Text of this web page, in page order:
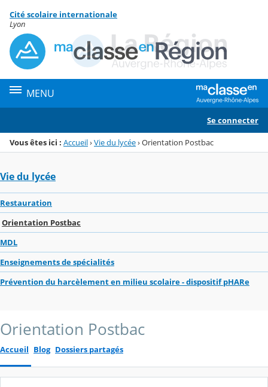
Menu de la rubrique
Contenu
Cité scolaire internationale
Lyon
MENU
Se connecter
Vous êtes ici : Accueil›Vie du lycée›Orientation Postbac
Vie du lycée
Restauration
Orientation Postbac
MDL
Enseignements de spécialités
Prévention du harcèlement en milieu scolaire - dispositif pHARe
Orientation Postbac
Accueil Blog Dossiers partagés